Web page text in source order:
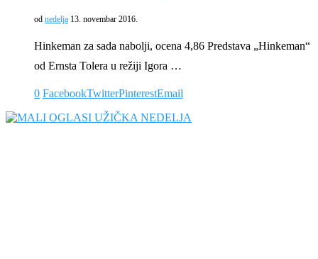
od nedelja 13. novembar 2016.
Hinkeman za sada nabolji, ocena 4,86 Predstava „Hinkeman“
od Ernsta Tolera u režiji Igora …
0 FacebookTwitterPinterestEmail